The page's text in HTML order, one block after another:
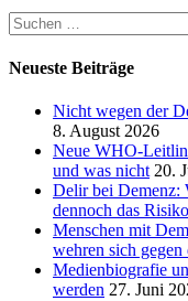
Suchen
nach:
Neueste Beiträge
Nicht wegen der
8. August 2026
Neue WHO-
und was nicht 20.
Delir bei Demenz:
dennoch das Risiko
Menschen mit
wehren sich
Medienbiografie
werden 27. Juni